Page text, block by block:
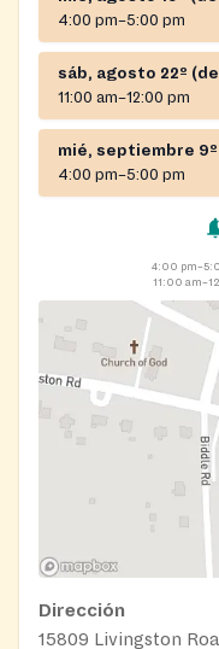
4:00 pm–5:00 pm
sáb, agosto 22º
11:00 am–12:00 pm
mié, septiembre
4:00 pm–5:00 pm
4:00
11:00
Dirección
15809 Livingston